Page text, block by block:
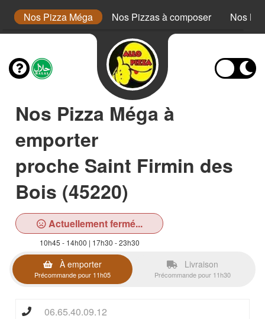
Nos Pizza Méga Nos Pizzas à composer Nos
Nos Pizza Méga à
emporter
proche Saint Firmin des
Bois (45220)
Actuellement fermé...
10h45 - 14h00 | 17h30 - 23h30
À emporter
Précommande pour 11h05
Livraison
Précommande pour 11h30
06.65.40.09.12